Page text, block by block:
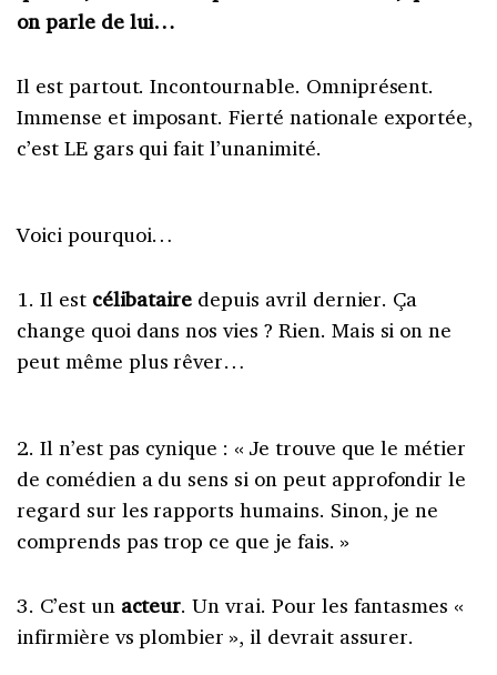
on parle de lui…
Il est partout. Incontournable. Omniprésent.
Immense et imposant. Fierté nationale exportée,
c’est LE gars qui fait l’unanimité.
Voici pourquoi…
1. Il est célibataire depuis avril dernier. Ça
change quoi dans nos vies ? Rien. Mais si on ne
peut même plus rêver…
2. Il n’est pas cynique : « Je trouve que le métier
de comédien a du sens si on peut approfondir le
regard sur les rapports humains. Sinon, je ne
comprends pas trop ce que je fais. »
3. C’est un acteur. Un vrai. Pour les fantasmes «
infirmière vs plombier », il devrait assurer.